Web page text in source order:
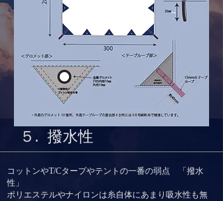
５. 撥水性
コットンやT/Cタープやテントの一番の弱点 「撥水
性」
ポリエステルやナイロンは糸自体にあまり吸水性も無